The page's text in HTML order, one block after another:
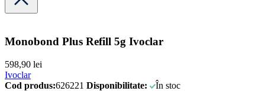
Monobond Plus Refill 5g Ivoclar
598,90 lei
Ivoclar
Cod produs:626221 Disponibilitate:
În stoc